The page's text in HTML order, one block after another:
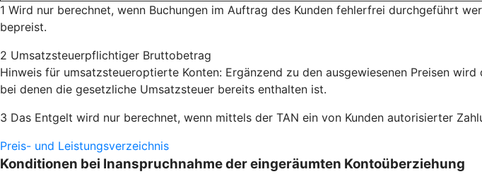
1 Wird nur berechnet, wenn Buchungen im Auftrag des Kunden fehlerfrei durchgeführt
bepreist.
2 Umsatzsteuerpflichtiger Bruttobetrag
Hinweis für umsatzsteueroptierte Konten: Ergänzend zu den ausgewiesenen Preisen
bei denen die gesetzliche Umsatzsteuer bereits enthalten ist.
3 Das Entgelt wird nur berechnet, wenn mittels der TAN ein von Kunden autorisierter
Preis- und Leistungsverzeichnis
Konditionen bei Inanspruchnahme der eingeräumten Kontoüberziehung